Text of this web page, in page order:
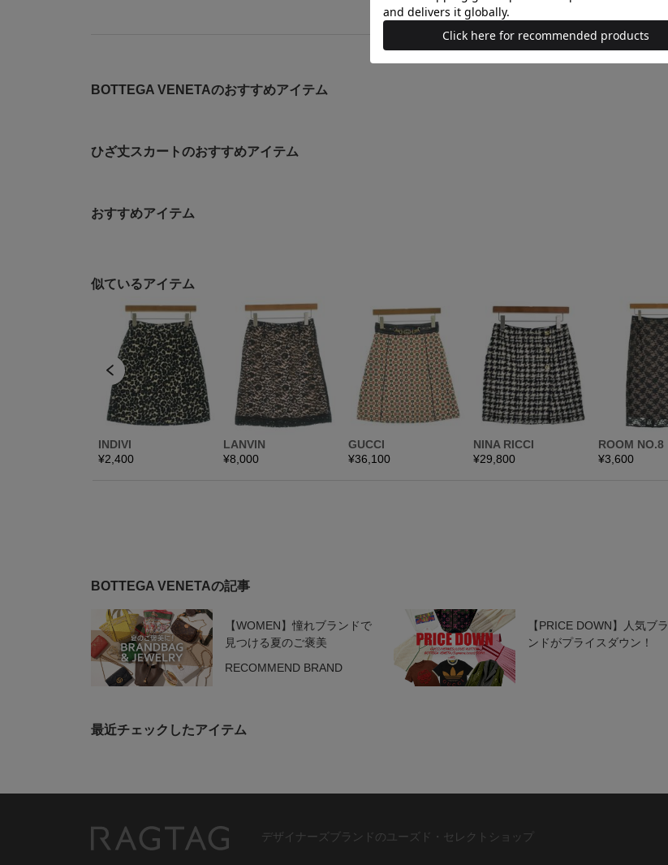
BOTTEGA VENETAのおすすめアイテム
ひざ丈スカートのおすすめアイテム
おすすめアイテム
BOTTEGA VENETAの記事
【WOMEN】憧れブランドで
見つける夏のご褒美
RECOMMEND BRAND
【PRICE DOWN】人気ブラ
ンドがプライスダウン！
最近チェックしたアイテム
デザイナーズブランドのユーズド・セレクトショップ